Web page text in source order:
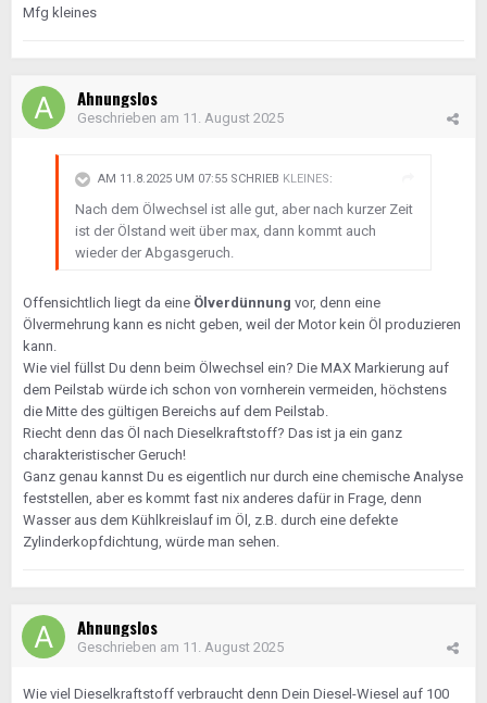
Mfg kleines
Ahnungslos
Geschrieben am 11. August 2025
AM 11.8.2025 UM 07:55 SCHRIEB KLEINES:
Nach dem Ölwechsel ist alle gut, aber nach kurzer Zeit
ist der Ölstand weit über max, dann kommt auch
wieder der Abgasgeruch.
Offensichtlich liegt da eine Ölverdünnung vor, denn eine
Ölvermehrung kann es nicht geben, weil der Motor kein Öl produzieren
kann.
Wie viel füllst Du denn beim Ölwechsel ein? Die MAX Markierung auf
dem Peilstab würde ich schon von vornherein vermeiden, höchstens
die Mitte des gültigen Bereichs auf dem Peilstab.
Riecht denn das Öl nach Dieselkraftstoff? Das ist ja ein ganz
charakteristischer Geruch!
Ganz genau kannst Du es eigentlich nur durch eine chemische Analyse
feststellen, aber es kommt fast nix anderes dafür in Frage, denn
Wasser aus dem Kühlkreislauf im Öl, z.B. durch eine defekte
Zylinderkopfdichtung, würde man sehen.
Ahnungslos
Geschrieben am 11. August 2025
Wie viel Dieselkraftstoff verbraucht denn Dein Diesel-Wiesel auf 100